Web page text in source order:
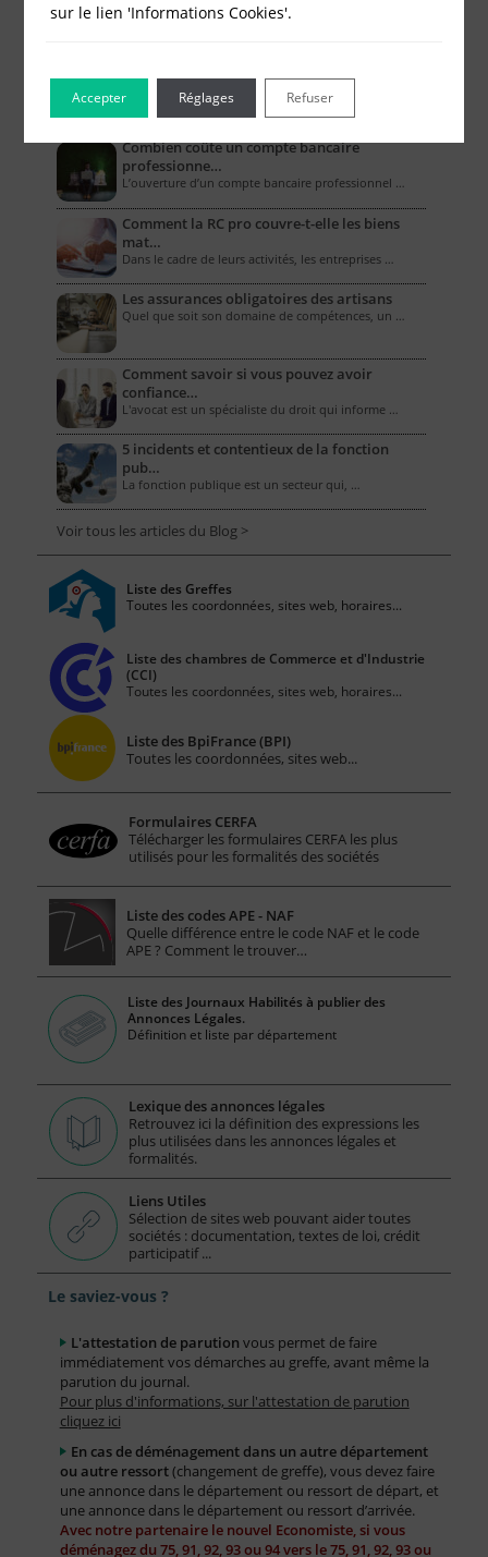
Le Blog pour les Entreprises
Combien coûte un compte bancaire
professionne…
L’ouverture d’un compte bancaire professionnel …
Comment la RC pro couvre-t-elle les biens
mat…
Dans le cadre de leurs activités, les entreprises …
Les assurances obligatoires des artisans
Quel que soit son domaine de compétences, un …
Comment savoir si vous pouvez avoir
confiance…
L'avocat est un spécialiste du droit qui informe …
5 incidents et contentieux de la fonction
pub…
La fonction publique est un secteur qui, …
Voir tous les articles du Blog >
Liste des Greffes
Toutes les coordonnées, sites web, horaires...
Liste des chambres de Commerce et d'Industrie
(CCI)
Toutes les coordonnées, sites web, horaires...
Liste des BpiFrance (BPI)
Toutes les coordonnées, sites web...
Formulaires CERFA
Télécharger les formulaires CERFA les plus
utilisés pour les formalités des sociétés
Liste des codes APE - NAF
Quelle différence entre le code NAF et le code
APE ? Comment le trouver…
Liste des Journaux Habilités à publier des
Annonces Légales.
Définition et liste par département
Lexique des annonces légales
Retrouvez ici la définition des expressions les
plus utilisées dans les annonces légales et
formalités.
Liens Utiles
Sélection de sites web pouvant aider toutes
sociétés : documentation, textes de loi, crédit
participatif ...
Le saviez-vous ?
L'attestation de parution vous permet de faire
immédiatement vos démarches au greffe, avant même la
parution du journal.
Pour plus d'informations, sur l'attestation de parution
cliquez ici
En cas de déménagement dans un autre département
ou autre ressort(changement de greffe), vous devez faire
une annonce dans le département ou ressort de départ, et
une annonce dans le département ou ressort d’arrivée.
Avec notre partenaire le nouvel Economiste, si vous
déménagez du 75, 91, 92, 93 ou 94 vers le 75, 91, 92, 93 ou
sur le lien 'Informations Cookies'.
Accepter Refuser
Réglages